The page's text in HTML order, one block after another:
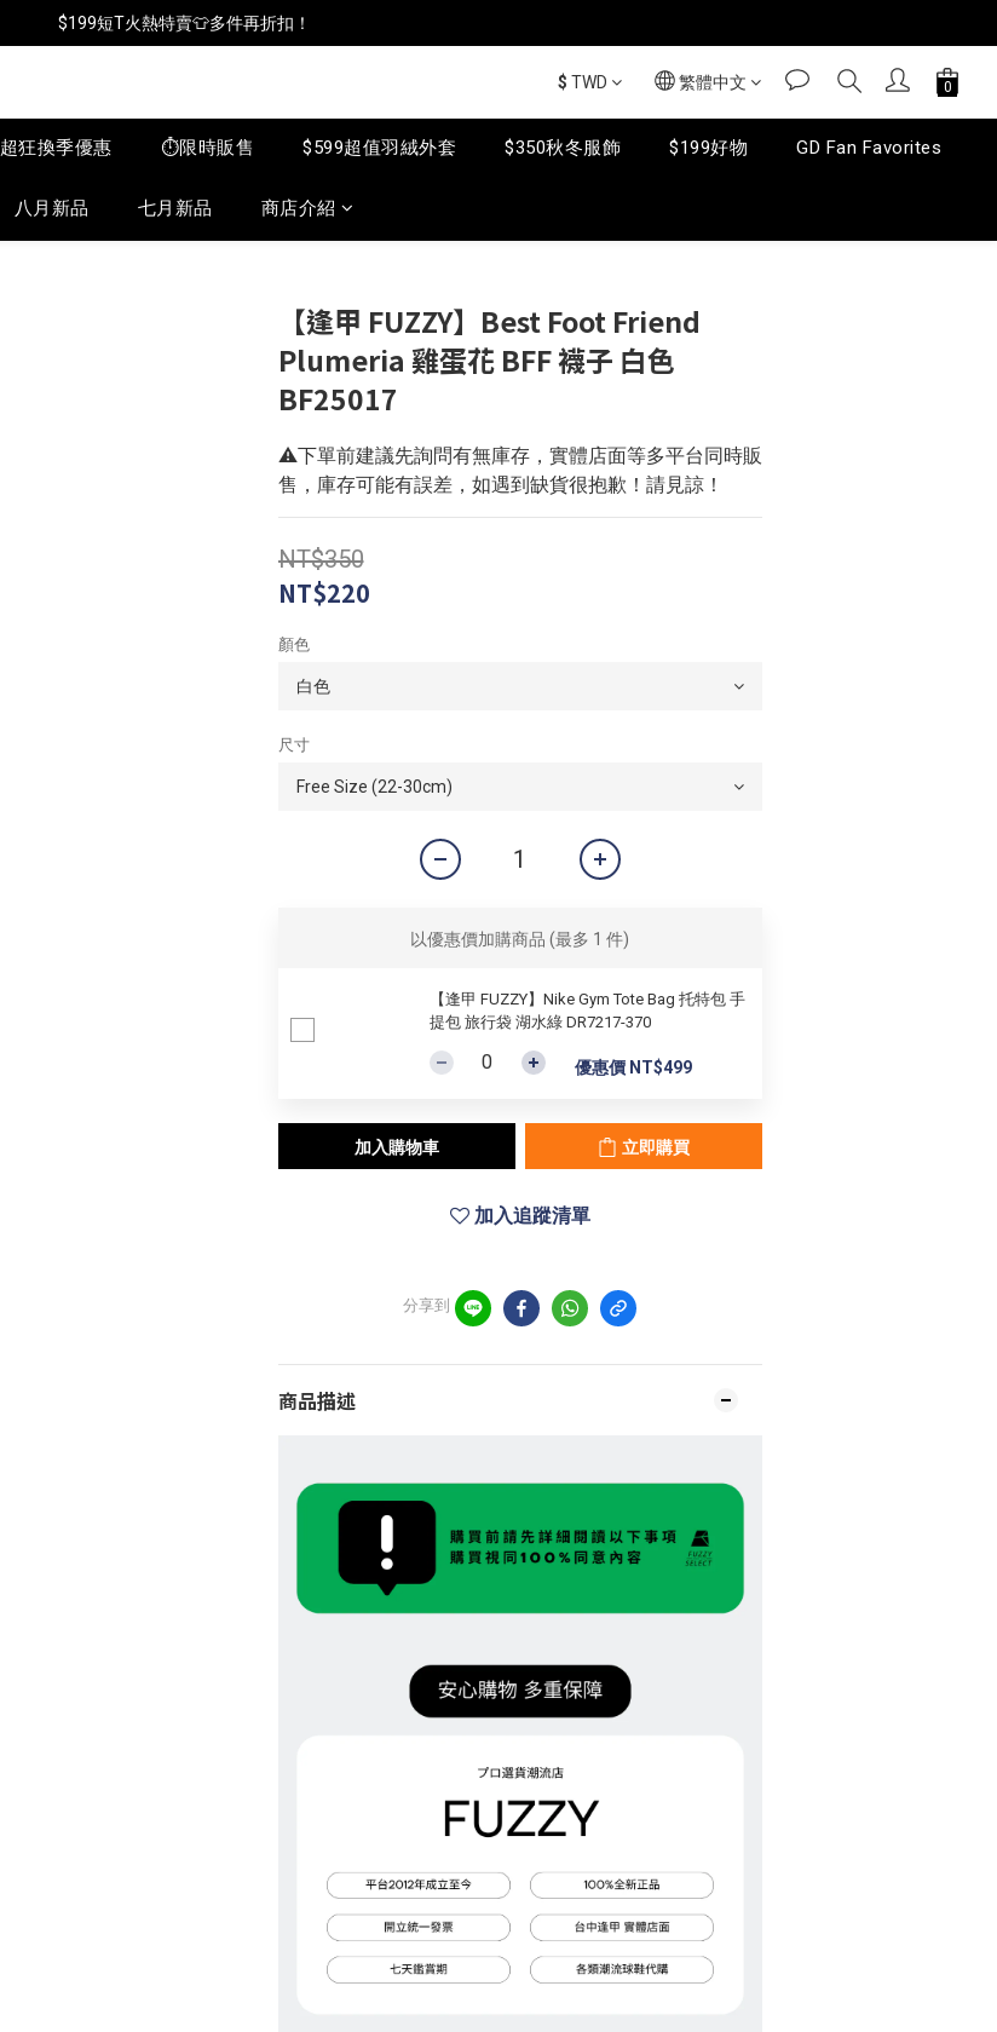
📦年中破盤出清(買鞋送襪)
$199短T火熱特賣👕多件再折扣！
$ TWD 繁體中文
超狂換季優惠 ⏱️限時販售 $599超值羽絨外套 $350秋冬服飾 $199好物 GD Fan Favorites
八月新品 七月新品 商店介紹
【逢甲 FUZZY】Best Foot Friend
Plumeria 雞蛋花 BFF 襪子 白色
BF25017
⚠️下單前建議先詢問有無庫存，實體店面等多平台同時販
售，庫存可能有誤差，如遇到缺貨很抱歉！請見諒！
NT$350
NT$220
顏色
尺寸
以優惠價加購商品 (最多 1 件)
【逢甲 FUZZY】Nike Gym Tote Bag 托特包 手
提包 旅行袋 湖水綠 DR7217-370
優惠價 NT$499
加入購物車 立即購買
加入追蹤清單
分享到
商品描述